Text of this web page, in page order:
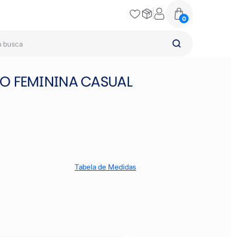
0
FEMININA CASUAL
Tabela de Medidas